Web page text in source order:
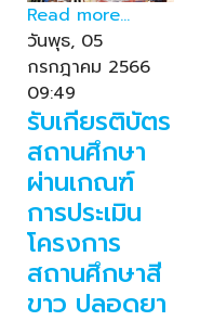
Read more...
วันพุธ, 05
กรกฎาคม 2566
09:49
รับเกียรติบัตร
สถานศึกษา
ผ่านเกณฑ์
การประเมิน
โครงการ
สถานศึกษาสี
ขาว ปลอดยา